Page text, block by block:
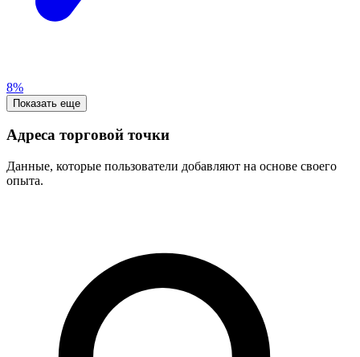
8%
Показать еще
Адреса торговой точки
Данные, которые пользователи добавляют на основе своего
опыта.